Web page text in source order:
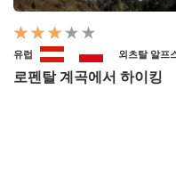
유럽 외츠탈 알프
로펜탈 계곡에서 하이킹